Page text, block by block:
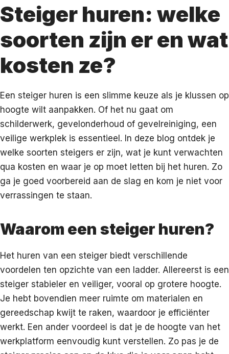
Steiger huren: welke
soorten zijn er en wat
kosten ze?
Een steiger huren is een slimme keuze als je klussen op
hoogte wilt aanpakken. Of het nu gaat om
schilderwerk, gevelonderhoud of gevelreiniging, een
veilige werkplek is essentieel. In deze blog ontdek je
welke soorten steigers er zijn, wat je kunt verwachten
qua kosten en waar je op moet letten bij het huren. Zo
ga je goed voorbereid aan de slag en kom je niet voor
verrassingen te staan.
Waarom een steiger huren?
Het huren van een steiger biedt verschillende
voordelen ten opzichte van een ladder. Allereerst is een
steiger stabieler en veiliger, vooral op grotere hoogte.
Je hebt bovendien meer ruimte om materialen en
gereedschap kwijt te raken, waardoor je efficiënter
werkt. Een ander voordeel is dat je de hoogte van het
werkplatform eenvoudig kunt verstellen. Zo pas je de